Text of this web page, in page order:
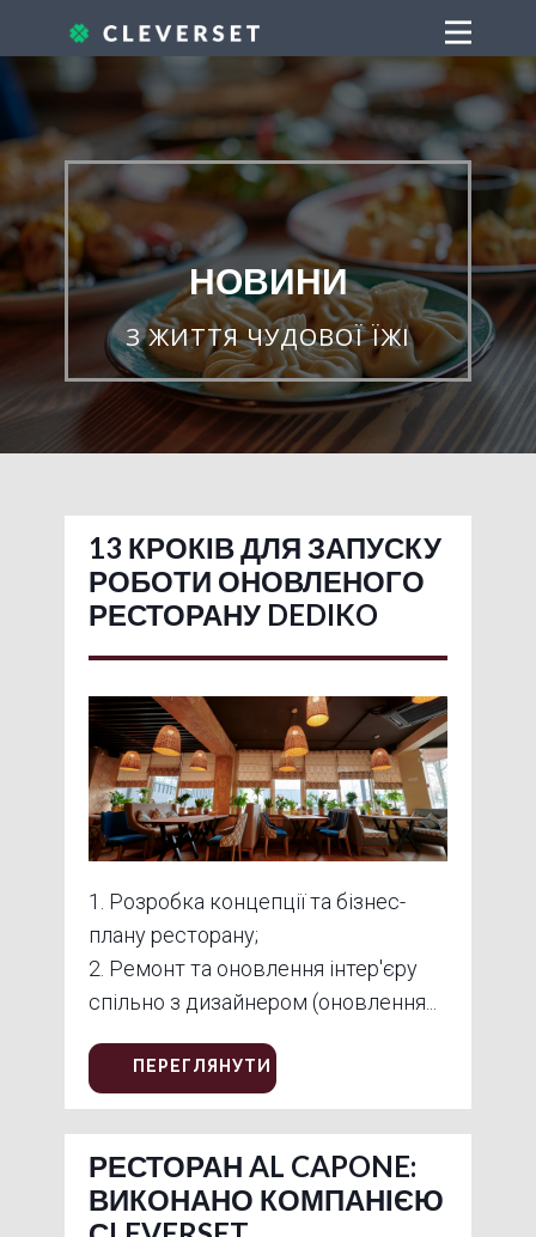
НОВИНИ
З ЖИТТЯ ЧУДОВОЇ ЇЖІ
13 КРОКІВ ДЛЯ ЗАПУСКУ
РОБОТИ ОНОВЛЕНОГО
РЕСТОРАНУ DEDIKO
1. Розробка концепції та бізнес-
плану ресторану;
2. Ремонт та оновлення інтер'єру
спільно з дизайнером (оновлення...
ПЕРЕГЛЯНУТИ
РЕСТОРАН AL CAPONE:
ВИКОНАНО КОМПАНІЄЮ